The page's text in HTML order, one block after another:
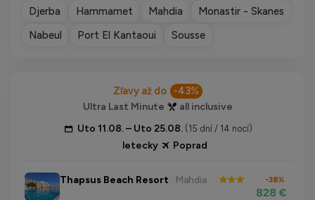
Djerba Hammamet Mahdia
Monastir - Skanes
Nabeul
Port El Kantaoui Sousse
Zľavy až do -43%
Ultra Last Minute
all inclusive
Uto 11.08. – Uto 25.08. (15 dní / 14 nocí)
letecky Poprad
Thapsus Beach Resort · Mahdia -38%
828 €